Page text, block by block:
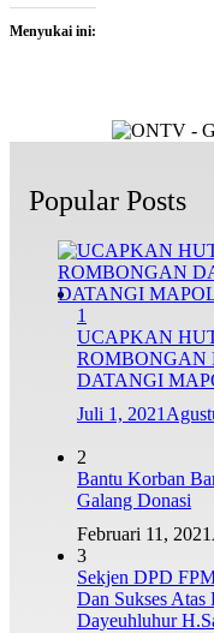
Menyukai ini:
Popular Posts
1
UCAPKAN
DATANGI
Juli 1, 2021
2
Bantu Korban
Galang Donasi
Februari 11, 2021
3
Sekjen DPD
Dan Sukses Atas
Dayeuhluhur